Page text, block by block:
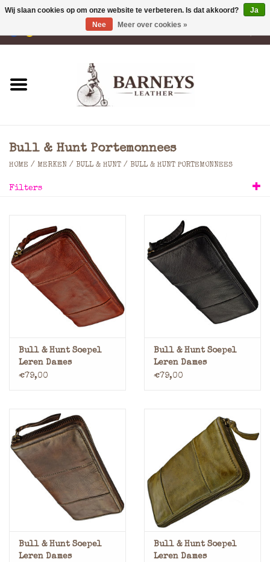
Portemonnees
Rugzakken
Accessoires
Bull & Hunt Portemonnees
HOME / MERKEN / BULL & HUNT / BULL & HUNT PORTEMONNEES
Filters
Bull & Hunt Soepel
Leren Dames
Portemonnee Met Rits
€79,00
Bull & Hunt Soepel
Leren Dames
Portemonnee Met Rits
€79,00
Bull & Hunt Soepel
Leren Dames
Bull & Hunt Soepel
Leren Dames
Wij slaan cookies op om onze website te verbeteren. Is dat akkoord?
Ja
Nee
Meer over cookies »